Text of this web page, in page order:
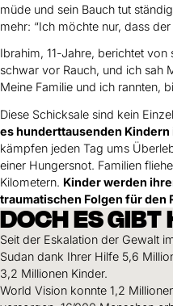
müde und sein Bauch tut
mehr: “Ich möchte nur, dass
Ibrahim, 11-Jahre, berichtet von
schwar vor Rauch, und ich sah
Meine Familie und ich rannten,
Diese Schicksale sind kein
es hunderttausenden Kindern
kämpfen jeden Tag ums
einer Hungersnot. Familien
Kilometern. Kinder werden
traumatischen Folgen für den
DOCH ES GIBT
Seit der Eskalation der Gewalt
Sudan dank Ihrer Hilfe 5,6
3,2 Millionen Kinder.
World Vision konnte 1,2